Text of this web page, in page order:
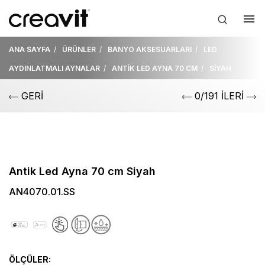
ANA SAYFA ÜRÜNLER BANYO AKSESUARLARI LED
AYDINLATMALI AYNALAR ANTİK LED AYNA 70 CM SİYAH
GERİ 0/191 İLERİ
Antik Led Ayna 70 cm Siyah
AN4070.01.SS
ÖLÇÜLER: